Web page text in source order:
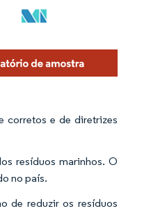
corretos e de diretrizes
resíduos marinhos. O
no país.
de reduzir os resíduos